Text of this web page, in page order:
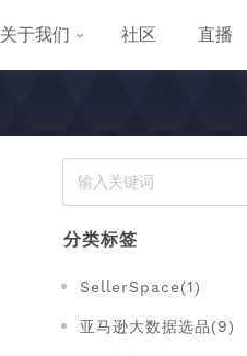
关于我们 社区 直播
分类标签
SellerSpace(1)
亚马逊大数据选品(9)